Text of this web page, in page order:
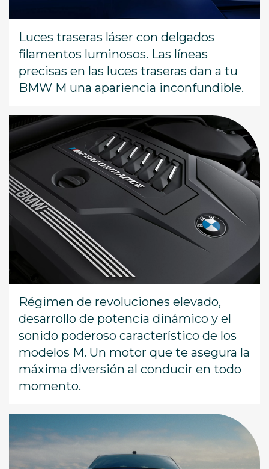
Luces traseras láser con delgados
filamentos luminosos. Las líneas
precisas en las luces traseras dan a tu
BMW M una apariencia inconfundible.
Régimen de revoluciones elevado,
desarrollo de potencia dinámico y el
sonido poderoso característico de los
modelos M. Un motor que te asegura la
máxima diversión al conducir en todo
momento.